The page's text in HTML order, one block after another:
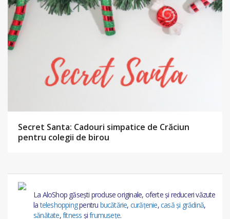
Secret Santa: Cadouri simpatice de Crăciun
pentru colegii de birou
La AloShop găsești produse originale, oferte și reduceri văzute
lateleshoppingpentru bucătărie, curățenie,casă și grădină,
sănătate,fitness șifrumusețe.